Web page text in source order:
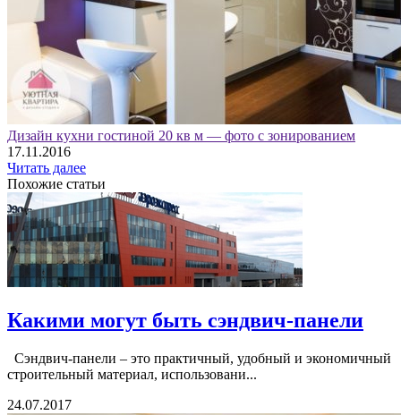
Дизайн кухни гостиной 20 кв м — фото с зонированием
17.11.2016
Читать далее
Похожие статьи
Какими могут быть сэндвич-панели
Сэндвич-панели – это практичный, удобный и экономичный
строительный материал, использовани...
24.07.2017